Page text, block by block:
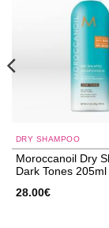
DRY SHAMPOO
Moroccanoil Dry
Dark Tones 205ml
28.00€